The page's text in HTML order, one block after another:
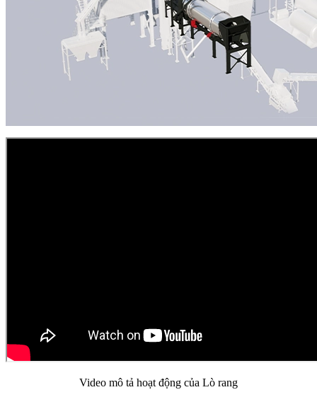
Video mô tả hoạt động của Lò rang